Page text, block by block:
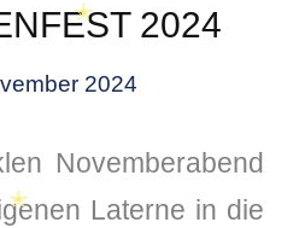
2024
2024
Novemberabend
Laterne in die
✭